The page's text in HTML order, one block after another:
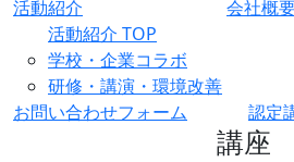
活動紹介
活動紹介 TOP
学校・企業コラボ
研修・講演・環境改善
会社概
お問い合わせフォーム 認定
講座